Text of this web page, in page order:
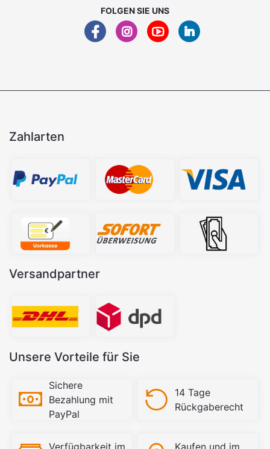
FOLGEN SIE UNS
Zahlarten
Versandpartner
Unsere Vorteile für Sie
Sichere
Bezahlung mit
PayPal
14 Tage
Rückgaberecht